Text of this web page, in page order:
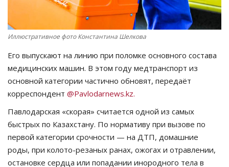
РАЗВЛЕЧЕНИЯ
OFFICIAL
Курултай
Язык
Иллюстративное фото Константина Шелкова
Его выпускают на линию при поломке основного состава
медицинских машин. В этом году медтранспорт из
основной категории частично обновят, передаёт
корреспондент @Pavlodarnews.kz.
Павлодарская «скорая» считается одной из самых
быстрых по Казахстану. По нормативу при вызове по
первой категории срочности — на ДТП, домашние
роды, при колото-резаных ранах, ожогах и отравлении,
остановке сердца или попадании инородного тела в